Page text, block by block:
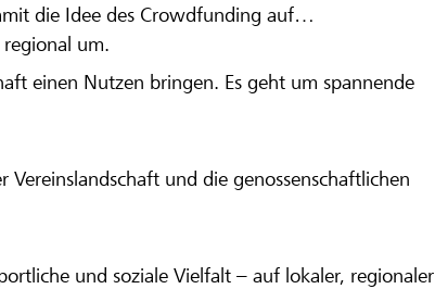
die Idee des Crowdfunding auf
um.
einen Nutzen bringen. Es geht um spannende
und die genossenschaftlichen
und soziale Vielfalt – auf lokaler, regionaler